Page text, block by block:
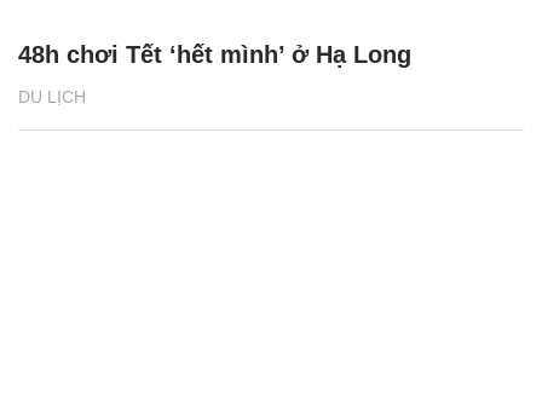
DU LỊCH
48h chơi Tết ‘hết mình’ ở Hạ Long